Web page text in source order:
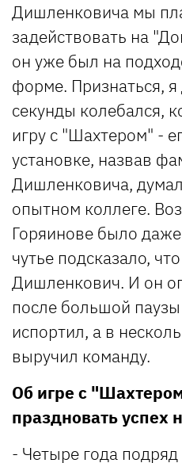
Дишленковича мы
задействовать на
он уже был на
форме. Признаться,
секунды колебался,
игру с "Шахтером" -
установке, назвав
Дишленковича,
опытном коллеге.
Горяинове было
чутье подсказало,
Дишленкович. И он
после большой
испортил, а в
выручил команду.
Об игре с
праздновать успех
- Четыре года